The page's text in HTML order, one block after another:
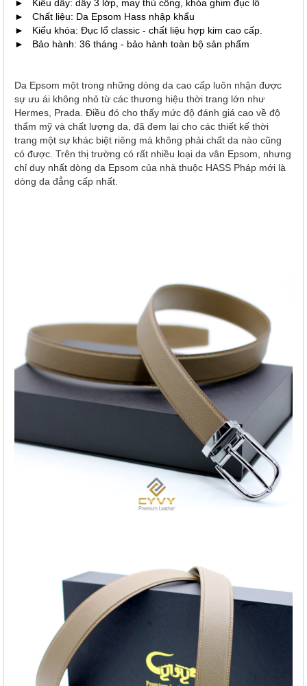
► Kiểu dây: dây 3 lớp, may thủ công, khóa ghim đục lổ
► Chất liệu: Da Epsom Hass nhập khẩu
► Kiểu khóa: Đục lổ classic - chất liệu hợp kim cao cấp.
► Bảo hành: 36 tháng - bảo hành toàn bộ sản phẩm
Da Epsom một trong những dòng da cao cấp luôn nhận được
sự ưu ái không nhỏ từ các thương hiệu thời trang lớn như
Hermes, Prada. Điều đó cho thấy mức độ đánh giá cao về độ
thẩm mỹ và chất lượng da, đã đem lại cho các thiết kế thời
trang một sự khác biệt riêng mà không phải chất da nào cũng
có được. Trên thị trường có rất nhiều loại da vân Epsom, nhưng
chỉ duy nhất dòng da Epsom của nhà thuộc HASS Pháp mới là
dòng da đẳng cấp nhất.